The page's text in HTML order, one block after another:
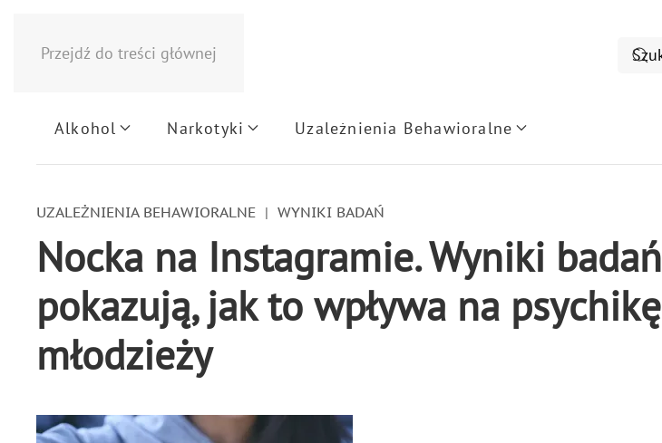
Przejdź do treści głównej
Alkohol Narkotyki Uzależnienia Behawioralne
UZALEŻNIENIA BEHAWIORALNE WYNIKI BADAŃ
Nocka na Instagramie. Wyniki badań
pokazują, jak to wpływa na psychikę
młodzieży